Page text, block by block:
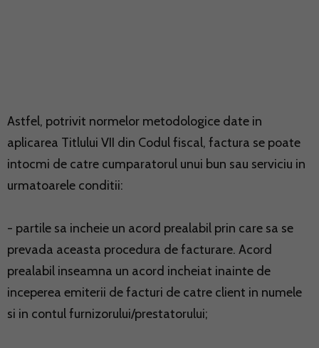
Astfel, potrivit normelor metodologice date in
aplicarea Titlului VII din Codul fiscal, factura se poate
intocmi de catre cumparatorul unui bun sau serviciu in
urmatoarele conditii:
- partile sa incheie un acord prealabil prin care sa se
prevada aceasta procedura de facturare. Acord
prealabil inseamna un acord incheiat inainte de
inceperea emiterii de facturi de catre client in numele
si in contul furnizorului/prestatorului;